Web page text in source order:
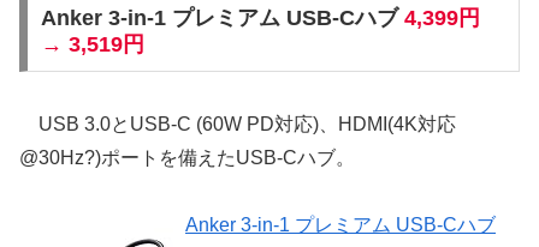
Anker 3-in-1 プレミアム USB-Cハブ 4,399円
→ 3,519円
USB 3.0とUSB-C (60W PD対応)、HDMI(4K対応
@30Hz?)ポートを備えたUSB-Cハブ。
Anker 3-in-1 プレミアム USB-Cハブ